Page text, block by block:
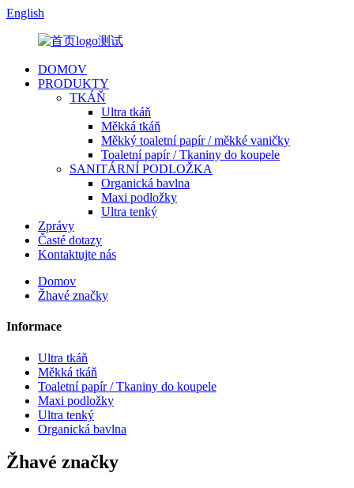
English
DOMOV
PRODUKTY
TKÁŇ
Ultra tkáň
Měkká tkáň
Měkký toaletní papír / měkké vaničky
Toaletní papír / Tkaniny do koupele
SANITÁRNÍ PODLOŽKA
Organická bavlna
Maxi podložky
Ultra tenký
Zprávy
Časté dotazy
Kontaktujte nás
Domov
Žhavé značky
Informace
Ultra tkáň
Měkká tkáň
Toaletní papír / Tkaniny do koupele
Maxi podložky
Ultra tenký
Organická bavlna
Žhavé značky